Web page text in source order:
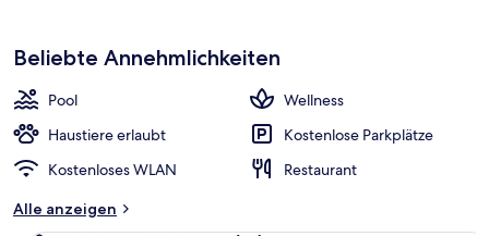
Beliebte Annehmlichkeiten
Pool
Wellness
Haustiere erlaubt
Kostenlose Parkplätze
Kostenloses WLAN
Restaurant
Alle anzeigen